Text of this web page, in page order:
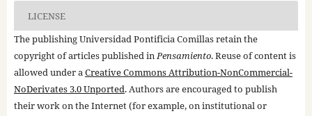
LICENSE
The publishing Universidad Pontificia Comillas retain the
copyright of articles published inPensamiento. Reuse of content is
allowed under aCreative Commons Attribution-NonCommercial-
NoDerivates 3.0 Unported. Authors are encouraged to publish
their work on the Internet (for example, on institutional or